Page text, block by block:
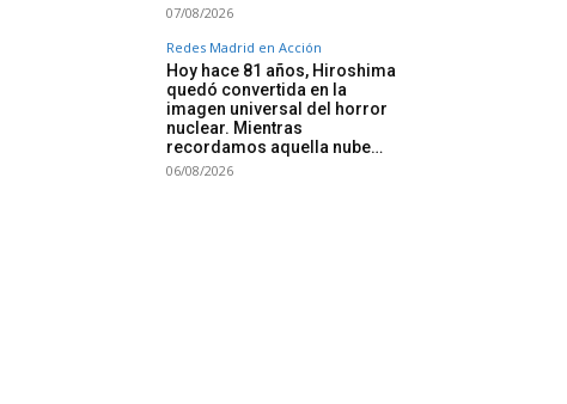
07/08/2026
Redes Madrid en Acción
Hoy hace 81 años, Hiroshima
quedó convertida en la
imagen universal del horror
nuclear. Mientras
recordamos aquella nube…
06/08/2026